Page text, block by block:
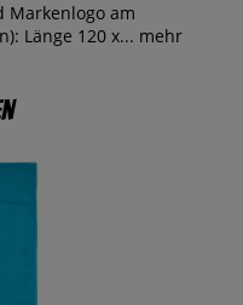
Markenlogo am
Länge 120 x... mehr